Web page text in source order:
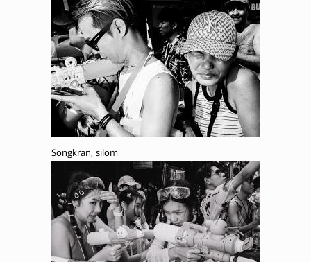
Songkran, silom